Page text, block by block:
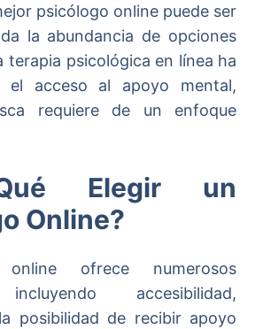
psicólogo online puede ser
la abundancia de opciones
terapia psicológica en línea ha
el acceso al apoyo mental,
requiere de un enfoque
Elegir un
Online?
ofrece numerosos
accesibilidad,
posibilidad de recibir apoyo